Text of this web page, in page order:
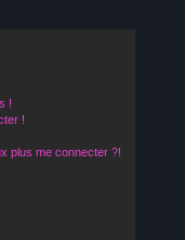
!
!
plus me connecter ?!